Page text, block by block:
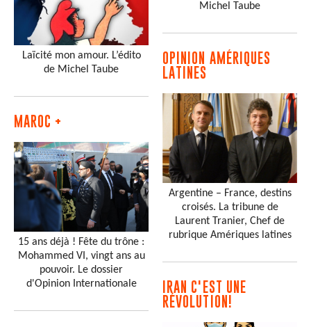
Laïcité mon amour. L’édito
de Michel Taube
MAROC +
15 ans déjà ! Fête du trône :
Mohammed VI, vingt ans au
pouvoir. Le dossier
d'Opinion Internationale
Michel Taube
OPINION AMÉRIQUES
LATINES
Argentine – France, destins
croisés. La tribune de
Laurent Tranier, Chef de
rubrique Amériques latines
IRAN C'EST UNE
RÉVOLUTION!